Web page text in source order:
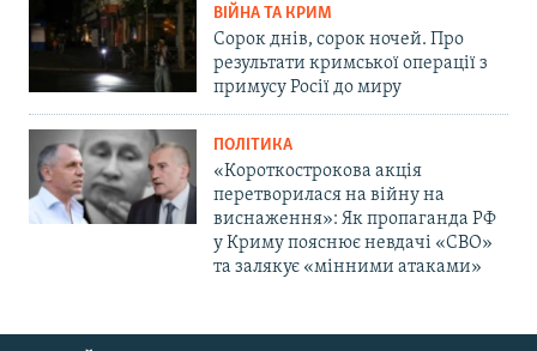
ВІЙНА ТА КРИМ
Сорок днів, сорок ночей. Про
результати кримської операції з
примусу Росії до миру
ПОЛІТИКА
«Короткострокова акція
перетворилася на війну на
виснаження»: Як пропаганда РФ
у Криму пояснює невдачі «СВО»
та залякує «мінними атаками»